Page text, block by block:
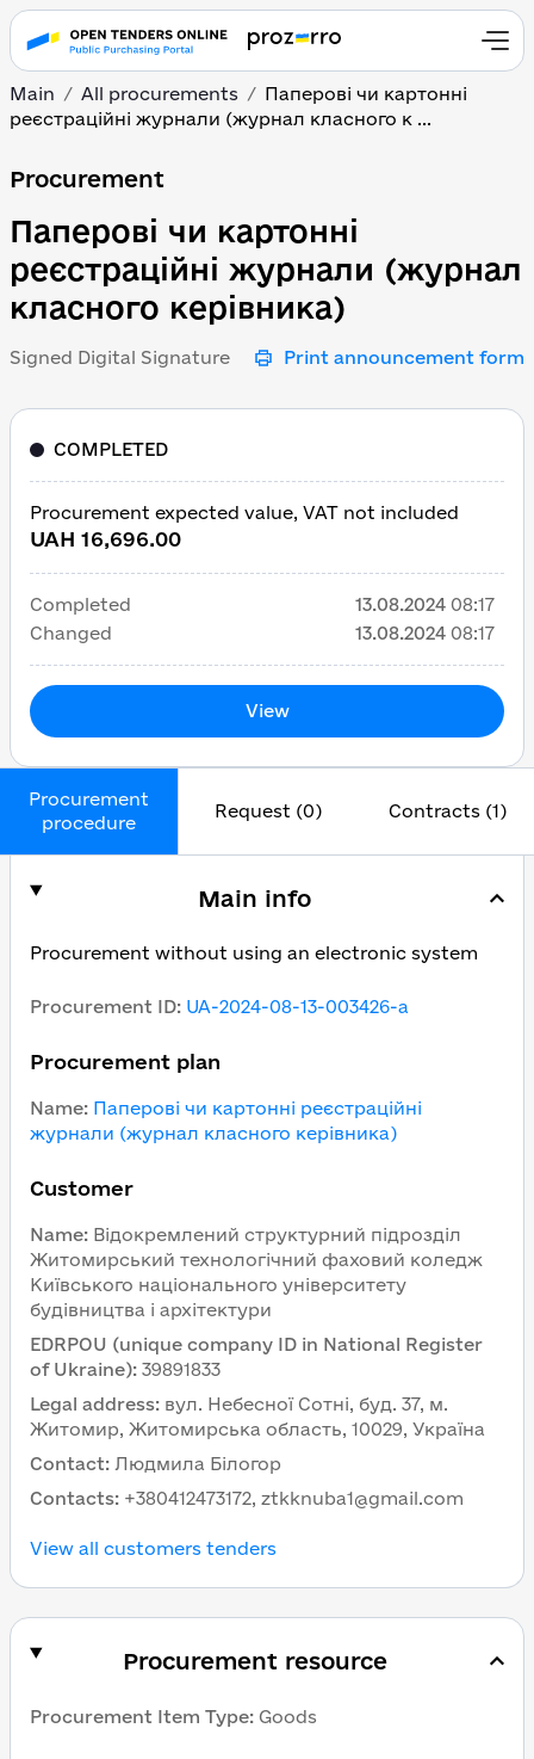
Main All procurements
Паперові чи картонні
реєстраційні журнали (журнал класного к ...
Паперові чи картонні
Procurement
Паперові чи картонні
реєстраційні журнали (журнал
класного керівника)
Signed Digital Signature Print announcement form
Procurement
procedure
Request (0) Contracts (1)
Main info
Procurement without using an electronic system
Procurement ID: UA-2024-08-13-003426-a
Procurement plan
Name: Паперові чи картонні реєстраційні
журнали (журнал класного керівника)
Customer
Name: Відокремлений структурний підрозділ
Житомирський технологічний фаховий коледж
Київського національного університету
будівництва і архітектури
EDRPOU (unique company ID in National Register
of Ukraine): 39891833
Legal address: вул. Небесної Сотні, буд. 37, м.
Житомир, Житомирська область, 10029, Україна
Contact: Людмила Білогор
Contacts: +380412473172, ztkknuba1@gmail.com
View all customers tenders
Procurement resource
Procurement Item Type: Goods
COMPLETED
Procurement expected value, VAT not included
UAH 16,696.00
Completed 13.08.2024 08:17
Changed
13.08.2024 08:17
View